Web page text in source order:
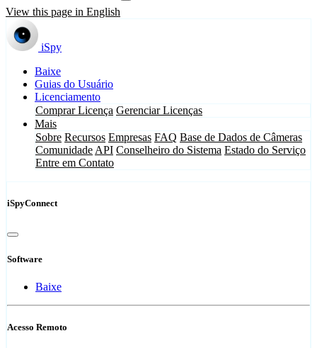
View this page in English
iSpy
Baixe
Guias do Usuário
Licenciamento
Comprar Licença Gerenciar Licenças
Mais
Sobre Recursos Empresas FAQ Base de Dados de Câmeras
Comunidade API Conselheiro do Sistema Estado do Serviço
Entre em Contato
iSpyConnect
Software
Baixe
Acesso Remoto